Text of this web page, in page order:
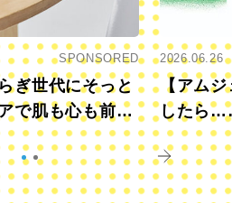
SPONSORED
ぎ世代にそっと
で肌も心も前向
2026.06.26
【アムジ
したら
すか？